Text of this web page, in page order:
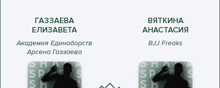
ГАЗЗАЕВА
ЕЛИЗАВЕТА
Академия Единоборств
Арсена Газзаева
ВЯТКИНА
АНАСТАСИЯ
BJJ Freaks